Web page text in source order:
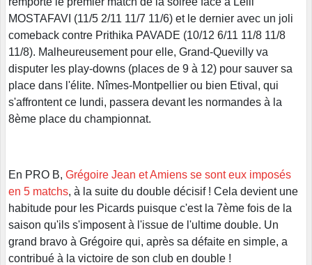
MOSTAFAVI (11/5 2/11 11/7 11/6) et le dernier avec un joli
comeback contre Prithika PAVADE (10/12 6/11 11/8 11/8
11/8). Malheureusement pour elle, Grand-Quevilly va
disputer les play-downs (places de 9 à 12) pour sauver sa
place dans l'élite. Nîmes-Montpellier ou bien Etival, qui
s'affrontent ce lundi, passera devant les normandes à la
8ème place du championnat.
En PRO B, Grégoire Jean et Amiens se sont eux imposés
en 5 matchs, à la suite du double décisif ! Cela devient une
habitude pour les Picards puisque c'est la 7ème fois de la
saison qu'ils s'imposent à l'issue de l'ultime double. Un
grand bravo à Grégoire qui, après sa défaite en simple, a
contribué à la victoire de son club en double !